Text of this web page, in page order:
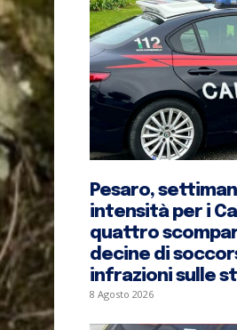
Pesaro,
intensità per i
quattro
decine di
infrazioni sulle
8 Agosto 2026